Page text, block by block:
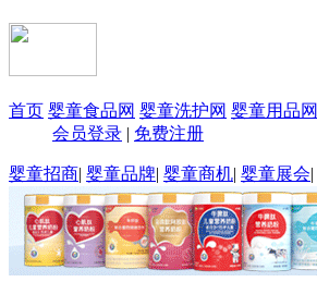
首页 婴童食品网 婴童洗护网 婴童用品网
会员登录 | 免费注册
婴童招商| 婴童品牌| 婴童商机| 婴童展会|